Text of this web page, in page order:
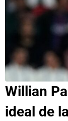
Willian
ideal de